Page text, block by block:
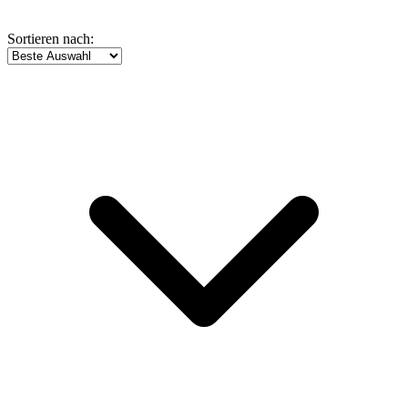
Sortieren nach: